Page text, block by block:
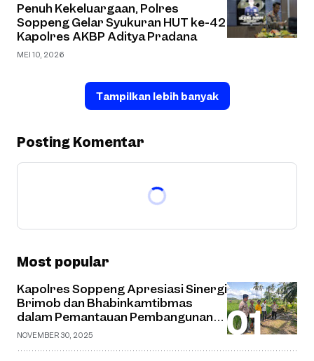
Penuh Kekeluargaan, Polres
Soppeng Gelar Syukuran HUT ke-42
Kapolres AKBP Aditya Pradana
MEI 10, 2026
Tampilkan lebih banyak
Posting Komentar
Most popular
Kapolres Soppeng Apresiasi Sinergi
Brimob dan Bhabinkamtibmas
dalam Pemantauan Pembangunan
Jembatan Gantung di Desa Watu
NOVEMBER 30, 2025